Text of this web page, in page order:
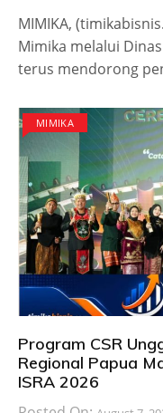
MIMIKA,
Mimika melalui
terus mendorong
MIMIKA
Program CSR
Regional Papua
ISRA 2026